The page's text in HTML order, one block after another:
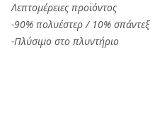
Λεπτομέρειες προϊόντος
-90% πολυέστερ / 10% σπάντεξ
-Πλύσιμο στο πλυντήριο